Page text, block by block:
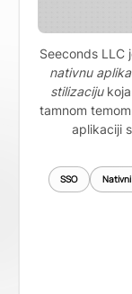
Seeconds LLC
nativnu
stilizacijukoja
tamnom
aplikaciji
SSO